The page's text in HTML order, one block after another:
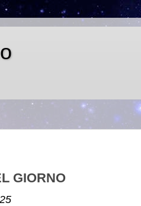
GIORNO